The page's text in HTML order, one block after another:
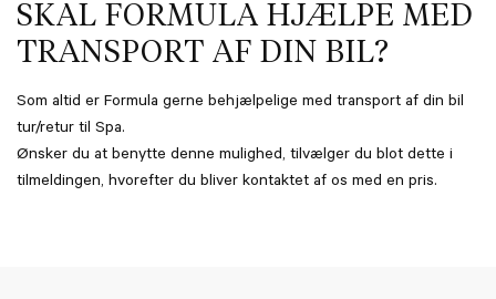
SKAL FORMULA HJÆLPE MED
TRANSPORT AF DIN BIL?
Som altid er Formula gerne behjælpelige med transport af din bil
tur/retur til Spa.
Ønsker du at benytte denne mulighed, tilvælger du blot dette i
tilmeldingen, hvorefter du bliver kontaktet af os med en pris.